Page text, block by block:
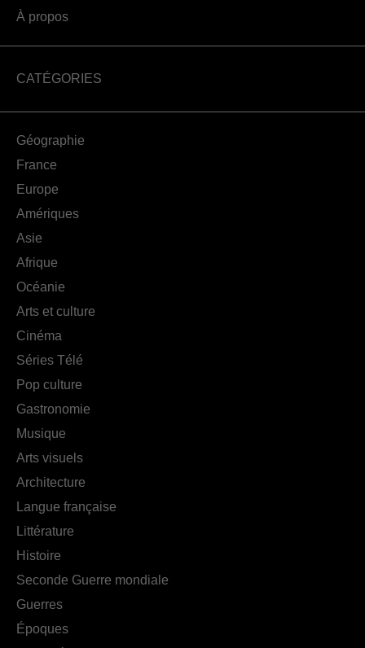
À propos
CATÉGORIES
Géographie
France
Europe
Amériques
Asie
Afrique
Océanie
Arts et culture
Cinéma
Séries Télé
Pop culture
Gastronomie
Musique
Arts visuels
Architecture
Langue française
Littérature
Histoire
Seconde Guerre mondiale
Guerres
Époques